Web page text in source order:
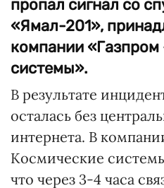
пропал сигнал со
«Ямал-201»,
компании
системы».
В результате
осталась без
интернета. В
Космические
что через 3-4 часа